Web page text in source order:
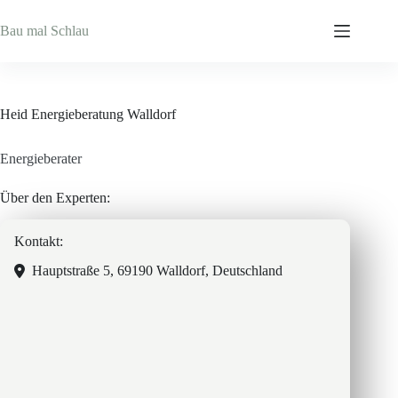
Inhalt
springen
Bau mal Schlau
Heid Energieberatung Walldorf
Energieberater
Über den Experten:
Kontakt:
Hauptstraße 5, 69190 Walldorf, Deutschland